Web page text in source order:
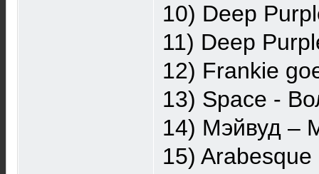
10) Deep
11) Deep
12) Frankie
13) Space -
14) Мэйвуд ‎–
15)